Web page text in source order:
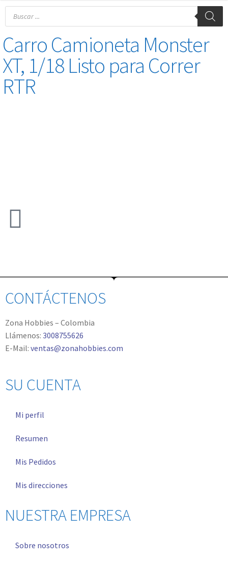
Carro Camioneta Monster
XT, 1/18 Listo para Correr
RTR
CONTÁCTENOS
Zona Hobbies – Colombia
Llámenos: 3008755626
E-Mail: ventas@zonahobbies.com
SU CUENTA
Mi perfil
Resumen
Mis Pedidos
Mis direcciones
NUESTRA EMPRESA
Sobre nosotros